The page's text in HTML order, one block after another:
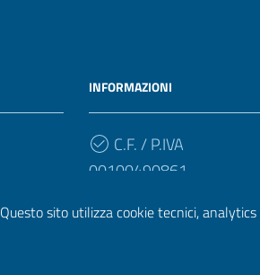
Questo sito utilizza cookie tecnici,
INFORMAZIONI
C.F. / P.IVA
00100490861